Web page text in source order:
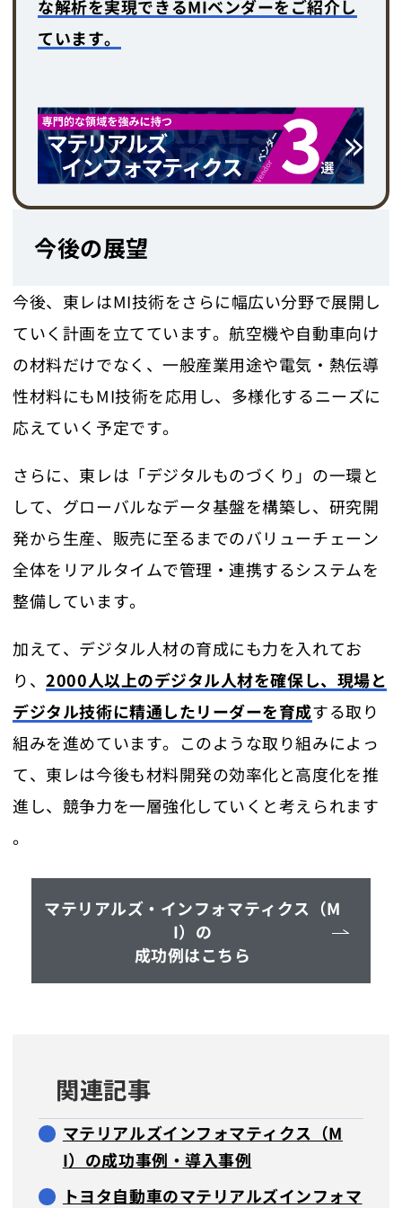
な解析を実現できるMIベンダーをご紹介し
ています。
今後の展望
今後、東レはMI技術をさらに幅広い分野で展開し
ていく計画を立てています。航空機や自動車向け
の材料だけでなく、一般産業用途や電気・熱伝導
性材料にもMI技術を応用し、多様化するニーズに
応えていく予定です。
さらに、東レは「デジタルものづくり」の一環と
して、グローバルなデータ基盤を構築し、研究開
発から生産、販売に至るまでのバリューチェーン
全体をリアルタイムで管理・連携するシステムを
整備しています。
加えて、デジタル人材の育成にも力を入れてお
り、2000人以上のデジタル人材を確保し、現場と
デジタル技術に精通したリーダーを育成する取り
組みを進めています。このような取り組みによっ
て、東レは今後も材料開発の効率化と高度化を推
進し、競争力を一層強化していくと考えられます​​
。
マテリアルズ・インフォマティクス（M
I）の
成功例はこちら
関連記事
マテリアルズインフォマティクス（M
I）の成功事例・導入事例
トヨタ自動車のマテリアルズインフォマ